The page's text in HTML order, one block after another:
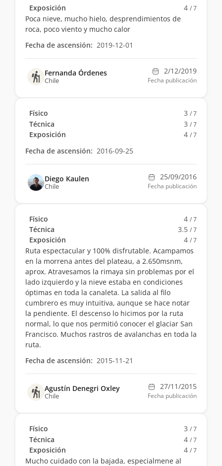
Exposición 4 / 7
Poca nieve, mucho hielo, desprendimientos de
roca, poco viento y mucho calor
Fecha de ascensión: 2019-12-01
Fernanda Órdenes
Chile
2/12/2019
Fecha publicación
Físico 3 / 7
Técnica 3 / 7
Exposición 4 / 7
Fecha de ascensión: 2016-09-25
Diego Kaulen
Chile
25/09/2016
Fecha publicación
Físico 4 / 7
Técnica 3.5 / 7
Exposición 4 / 7
Ruta espectacular y 100% disfrutable. Acampamos
en la morrena antes del plateau, a 2.650msnm,
aprox. Atravesamos la rimaya sin problemas por el
lado izquierdo y la nieve estaba en condiciones
óptimas en toda la canaleta. La salida al filo
cumbrero es muy intuitiva, aunque se hace notar
la pendiente. El descenso lo hicimos por la ruta
normal, lo que nos permitió conocer el glaciar San
Francisco. Muchos rastros de avalanchas en toda la
ruta.
Fecha de ascensión: 2015-11-21
Agustín Denegri Oxley
Chile
27/11/2015
Fecha publicación
Físico 3 / 7
Técnica 4 / 7
Exposición 4 / 7
Mucho cuidado con la bajada, especialmene al